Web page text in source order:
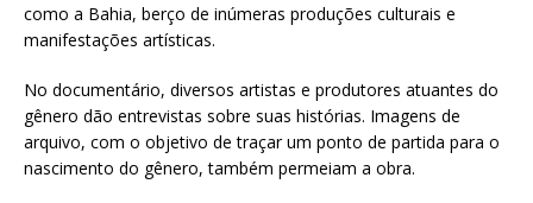
como a Bahia, berço de inúmeras produções culturais e
manifestações artísticas.
No documentário, diversos artistas e produtores atuantes do
gênero dão entrevistas sobre suas histórias. Imagens de
arquivo, com o objetivo de traçar um ponto de partida para o
nascimento do gênero, também permeiam a obra.